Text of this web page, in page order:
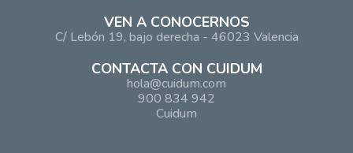
VEN A CONOCERNOS
C/ Lebón 19, bajo derecha - 46023 Valencia
CONTACTA CON CUIDUM
hola@cuidum.com
900 834 942
Cuidum